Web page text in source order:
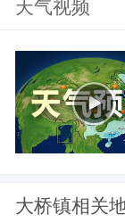
天气视频
大桥镇相关